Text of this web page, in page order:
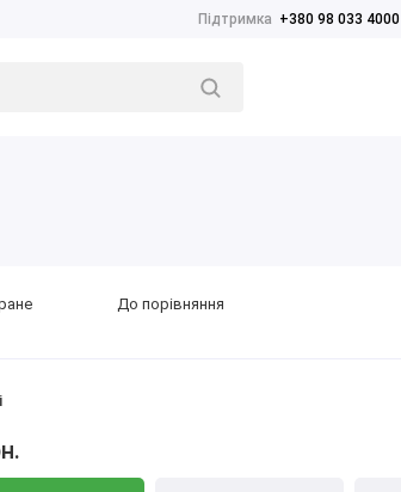
Підтримка +380 98 033 4000
До порівняння